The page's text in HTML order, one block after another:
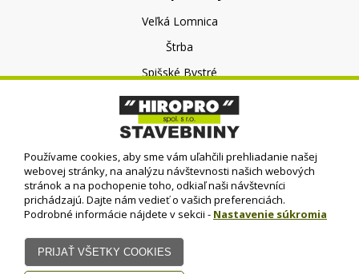
Veľká Lomnica
Štrba
Spišské Bystré
O nás
O spoločnosti
Kontakt
Používame cookies, aby sme vám uľahčili prehliadanie našej
webovej stránky, na analýzu návštevnosti našich webových
stránok a na pochopenie toho, odkiaľ naši návštevníci
prichádzajú. Dajte nám vedieť o vašich preferenciách.
Podrobné informácie nájdete v sekcii - Nastavenie súkromia